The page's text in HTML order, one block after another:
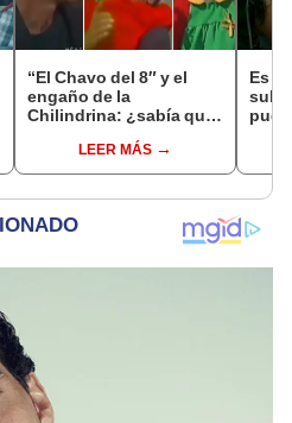
“El Chavo del 8″ y el
engaño de la
Chilindrina: ¿sabía que
LEER MÁS
Es